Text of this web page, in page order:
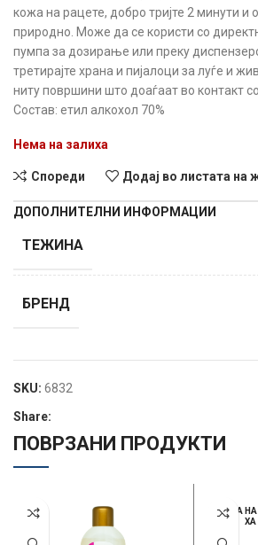
кожа на рацете, добро тријте 2 минути и
природно. Може да се користи со
пумпа за дозирање или преку
третирајте храна и пијалоци за луѓе и
ниту површини што доаѓаат во контакт
Состав: етил алкохол 70%
Нема на залиха
Спореди Додај во листата на
ДОПОЛНИТЕЛНИ ИНФОРМАЦИИ
ТЕЖИНА
БРЕНД
SKU: 6832
Share:
ПОВРЗАНИ ПРОДУКТИ
НЕМА НА
ХА